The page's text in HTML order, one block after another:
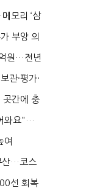
모리 ‘삼
부양 의
원…전년
관·평가·
간에 충
와요"…
여
산…코스
선 회복